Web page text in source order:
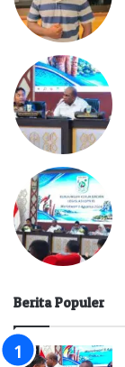
Berita Populer